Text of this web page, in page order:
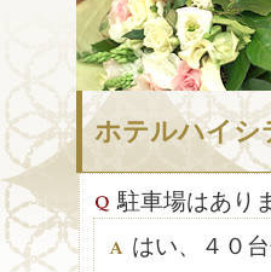
ホテルハイシ
駐車場はあり
はい、４０